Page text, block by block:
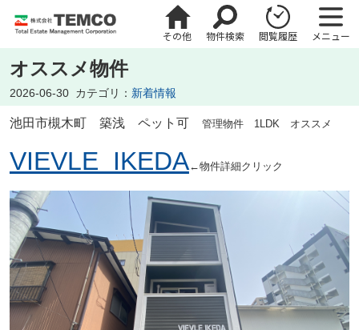
その他 物件検索 閲覧履歴 メニュー
オススメ物件
2026-06-30 カテゴリ： 新着情報
池田市槻木町築浅 ペット可 管理物件 1LDK オススメ
VIEVLE IKEDA←物件詳細クリック